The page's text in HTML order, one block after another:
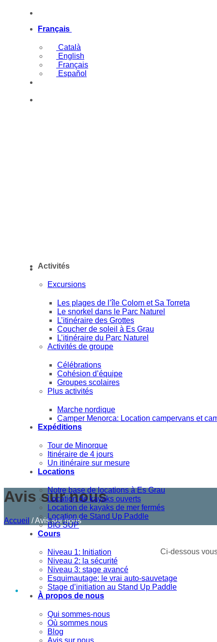
contenu
Français
Català
English
Français
Español
Activités
Excursions
Les plages de l’île Colom et Sa Torreta
Le snorkel dans le Parc Naturel
L’itinéraire des Grottes
Coucher de soleil à Es Grau
L’itinéraire du Parc Naturel
Activités de groupe
Célébrations
Cohésion d’équipe
Groupes scolaires
Plus activités
Marche nordique
Camper Menorca: Location campervans et
Expéditions
Tour de Minorque
Itinéraire de 4 jours
Un itinéraire sur mesure
Locations
Notre base de locations à Es Grau
Location de kayaks ouverts
Location de kayaks de mer fermés
Location de Stand Up Paddle
BIG SUP
Cours
Niveau 1: Initiation
Niveau 2: la sécurité
Niveau 3: stage avancé
Esquimautage: le vrai auto-sauvetage
Stage d’initiation au Stand Up Paddle
À propos de nous
Qui sommes-nous
Où sommes nous
Blog
Avis sur nous
Avis sur nous
Accueil /Avis sur nous
Ci-dessous